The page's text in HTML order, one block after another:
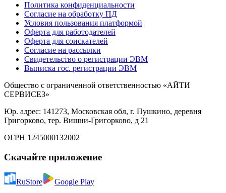
Политика конфиденциальности
Согласие на обработку ПД
Условия пользования платформой
Оферта для работодателей
Оферта для соискателей
Согласие на рассылки
Свидетельство о регистрации ЭВМ
Выписка гос. регистрации ЭВМ
Общество с ограниченной ответственностью «АЙТИ
СЕРВИСЕЗ»
Юр. адрес: 141273, Московская обл, г. Пушкино, деревня
Григорково, тер. Вишни-Григорково, д 21
ОГРН 1245000132002
Скачайте приложение
RuStore Google Play